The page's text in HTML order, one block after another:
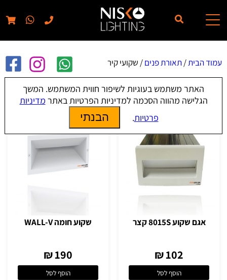
עמוד הבית/תאורת פנים/ שקועי קיר
שקועי קיר
אגם שקוע 8015S קצר
102 ₪
הוסף לסל
שקוע חומה WALL-V
190 ₪
הוסף לסל
האתר משתמש בעוגיות לשיפור חווית המשתמש. המשך
הגלישה מהווה הסכמה למדיניות הפרטיות באתר מדיניות
פרטיות. הבנתי